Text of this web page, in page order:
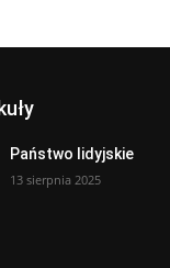
Państwo lidyjskie
13 sierpnia 2025